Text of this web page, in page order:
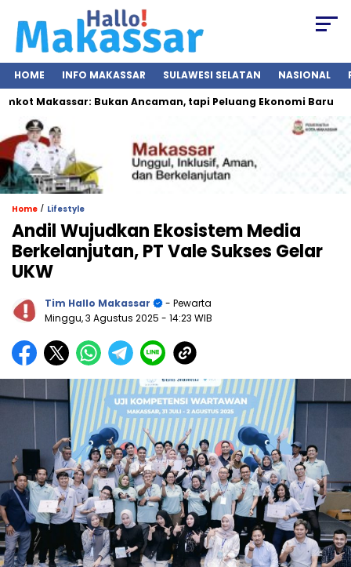
HOME INFO MAKASSAR SULAWESI SELATAN NASIONAL
Makassar: Bukan Ancaman, tapi Peluang Ekonomi Baru
Home / Lifestyle
Andil Wujudkan Ekosistem Media
Berkelanjutan, PT Vale Sukses Gelar
UKW
Tim Hallo Makassar
- Pewarta
Minggu, 3 Agustus 2025 - 14:23 WIB